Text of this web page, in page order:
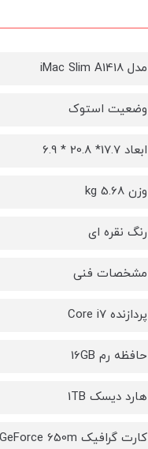
مدل iMac Slim A1418
وضعیت استوک
ابعاد 17.7* 20.8 * 6.9
وزن 5.68 kg
رنگ نقره ای
مشخصات فنی
پردازنده Core i7
حافظه رم 16GB
هارد دیسک 1TB
کارت گرافیک nVidia GeForce 650m